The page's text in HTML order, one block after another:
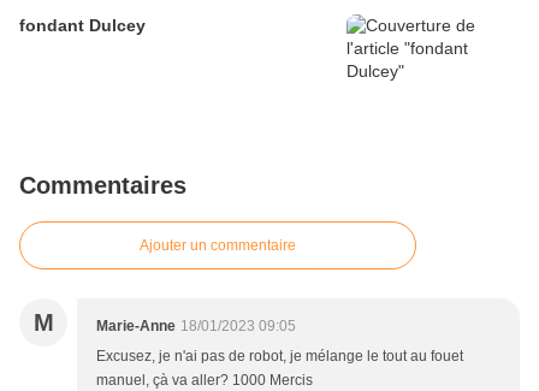
fondant Dulcey
Commentaires
Ajouter un commentaire
M Marie-Anne 18/01/2023 09:05
Excusez, je n'ai pas de robot, je mélange le tout au fouet
manuel, çà va aller? 1000 Mercis